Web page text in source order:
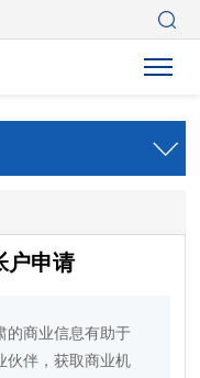
户申请
的商业信息有助于
伙伴，获取商业机